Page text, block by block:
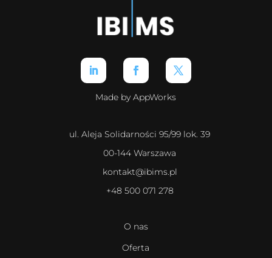
Made by AppWorks
ul. Aleja Solidarności 95/99 lok. 39
00-144 Warszawa
kontakt@ibims.pl
+48 500 071 278
O nas
Oferta